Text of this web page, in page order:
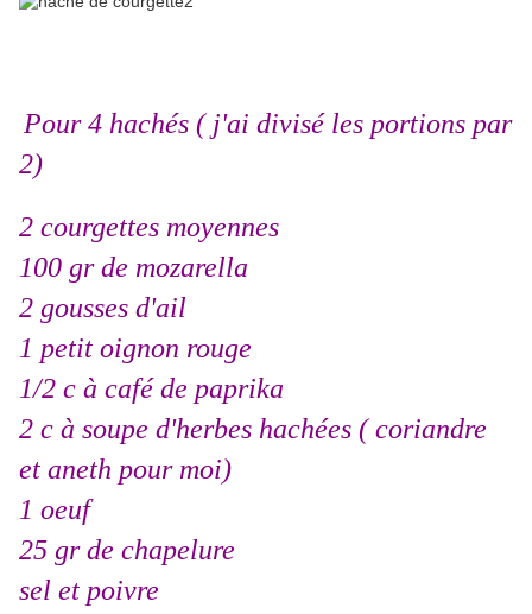
Pour 4 hachés ( j'ai divisé les portions par
2)
2 courgettes moyennes
100 gr de mozarella
2 gousses d'ail
1 petit oignon rouge
1/2 c à café de paprika
2 c à soupe d'herbes hachées ( coriandre
et aneth pour moi)
1 oeuf
25 gr de chapelure
sel et poivre